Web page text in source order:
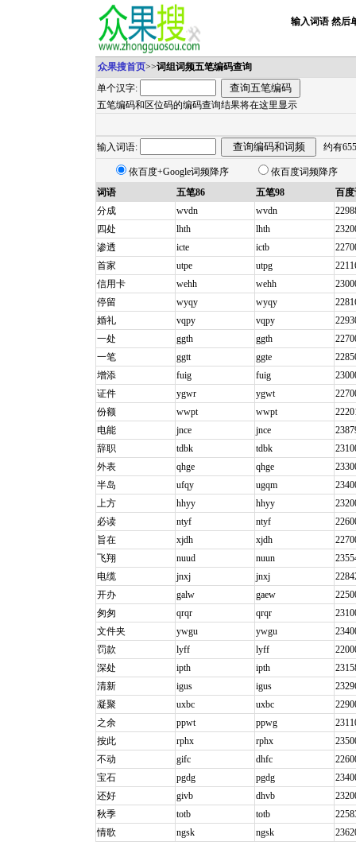
输入词语 然后
众果搜首页>>词组词频五笔编码查询
单个汉字:
五笔编码和区位码的编码查询结果将在这里显示
输入词语: 约有
依百度+Google词频降序
依百度词频降序
词语
五笔86 五笔98
百
分成
wvdn wvdn
四处
lhth lhth
渗透
icte ictb
首家
utpe utpg
信用卡
wehh wehh
停留
wyqy wyqy
婚礼
vqpy vqpy
一处
ggth ggth
一笔
ggtt ggte
增添
fuig fuig
证件
ygwr ygwt
份额
wwpt wwpt
电能
jnce jnce
辞职
tdbk tdbk
外表
qhge qhge
半岛
ufqy ugqm
上方
hhyy hhyy
必读
ntyf ntyf
旨在
xjdh xjdh
飞翔
nuud nuun
电缆
jnxj jnxj
开办
galw gaew
匆匆
qrqr qrqr
文件夹
ywgu ywgu
罚款
lyff lyff
深处
ipth ipth
清新
igus igus
凝聚
uxbc uxbc
之余
ppwt ppwg
按此
rphx rphx
不动
gifc dhfc
宝石
pgdg pgdg
还好
givb dhvb
秋季
totb totb
情歌
ngsk ngsk